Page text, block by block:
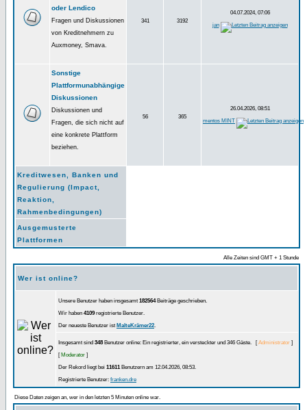
oder Lendico
Fragen und Diskussionen
von Kreditnehmern zu
Auxmoney, Smava.
341 3192
04.07.2024, 07:06
jan
Sonstige
Plattformunabhängige
Diskussionen
Diskussionen und
Fragen, die sich nicht auf
eine konkrete Plattform
beziehen.
56 365
26.04.2026, 08:51
mentos MINT
Kreditwesen, Banken und
Regulierung (Impact,
Reaktion,
Rahmenbedingungen)
Ausgemusterte
Plattformen
Alle Zeiten sind GMT + 1 Stunde
Wer ist online?
Unsere Benutzer haben insgesamt 182564Beiträge geschrieben.
Wir haben 4109registrierte Benutzer.
Der neueste Benutzer ist MalteKrämer22.
Insgesamt sind 348Benutzer online: Ein registrierter, ein versteckter und 346 Gäste. [ Administrator ]
[ Moderator ]
Der Rekord liegt bei 11611Benutzern am 12.04.2026, 08:53.
Registrierte Benutzer: franken.dre
Diese Daten zeigen an, wer in den letzten 5 Minuten online war.